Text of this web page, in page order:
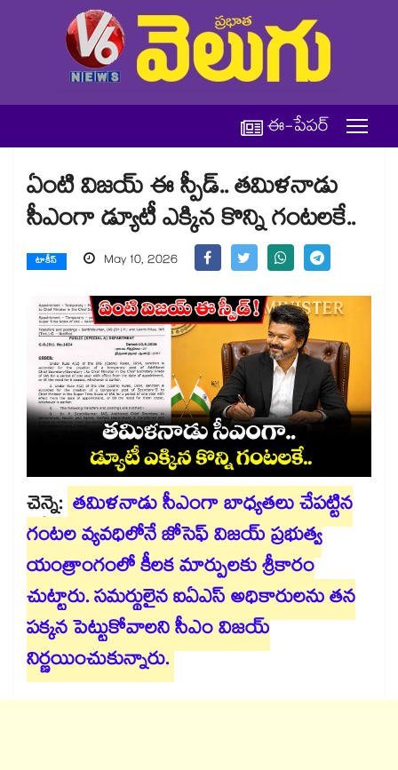
ఈ-పేపర్
ఏంటి విజయ్ ఈ స్పీడ్.. తమిళనాడు
సీఎంగా డ్యూటీ ఎక్కిన కొన్ని గంటలకే..
టాకీస్ May 10, 2026
చెన్నై: తమిళనాడు సీఎంగా బాధ్యతలు చేపట్టిన
గంటల వ్యవధిలోనే జోసెఫ్ విజయ్ ప్రభుత్వ
యంత్రాంగంలో కీలక మార్పులకు శ్రీకారం
చుట్టారు. సమర్థులైన ఐఏఎస్ అధికారులను తన
పక్కన పెట్టుకోవాలని సీఎం విజయ్
నిర్ణయించుకున్నారు.